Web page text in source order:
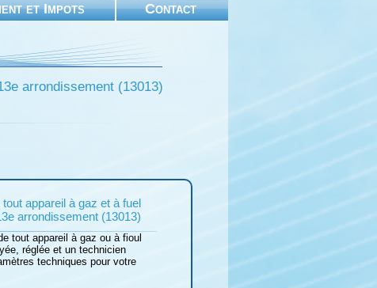
et Impots Contact
arrondissement (13013)
appareil à gaz et à fuel
arrondissement (13013)
tout appareil à gaz ou à fioul
réglée et un technicien
techniques pour votre